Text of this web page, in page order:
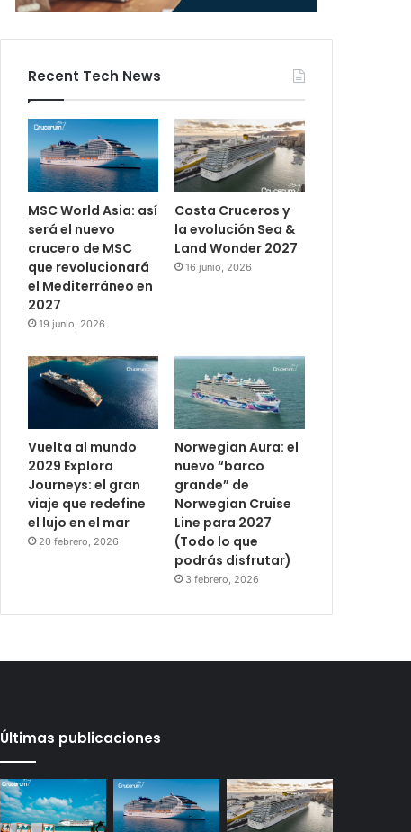
Recent Tech News
MSC World Asia: así
será el nuevo
crucero de MSC
que revolucionará
el Mediterráneo en
2027
19 junio, 2026
Costa Cruceros y
la evolución Sea &
Land Wonder 2027
16 junio, 2026
Vuelta al mundo
2029 Explora
Journeys: el gran
viaje que redefine
el lujo en el mar
20 febrero, 2026
Norwegian Aura: el
nuevo “barco
grande” de
Norwegian Cruise
Line para 2027
(Todo lo que
podrás disfrutar)
3 febrero, 2026
Últimas publicaciones